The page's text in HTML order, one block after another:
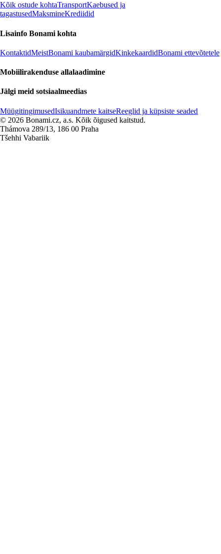
Kõik ostude kohtaTransportKaebused ja
tagastusedMaksmineKrediidid
Lisainfo Bonami kohta
KontaktidMeistBonami kaubamärgidKinkekaardidBonami ettevõtetele
Mobiilirakenduse allalaadimine
Jälgi meid sotsiaalmeedias
MüügitingimusedIsikuandmete kaitseReeglid ja küpsiste seaded
© 2026 Bonami.cz, a.s. Kõik õigused kaitstud.
Thámova 289/13, 186 00 Praha
Tšehhi Vabariik